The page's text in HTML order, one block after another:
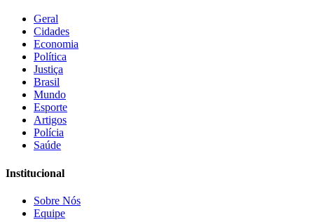
Geral
Cidades
Economia
Política
Justiça
Brasil
Mundo
Esporte
Artigos
Polícia
Saúde
Institucional
Sobre Nós
Equipe